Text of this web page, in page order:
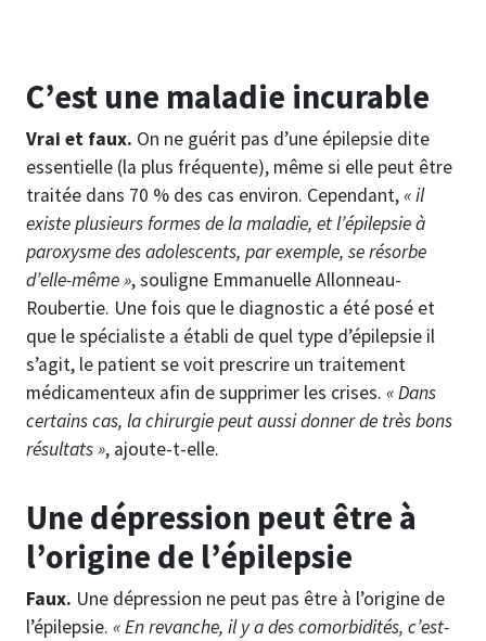
C’est une maladie incurable
Vrai et faux. On ne guérit pas d’une épilepsie dite
essentielle (la plus fréquente), même si elle peut être
traitée dans 70 % des cas environ. Cependant,« il
existe plusieurs formes de la maladie, et l’épilepsie à
paroxysme des adolescents, par exemple, se résorbe
d’elle-même », souligne Emmanuelle Allonneau-
Roubertie. Une fois que le diagnostic a été posé et
que le spécialiste a établi de quel type d’épilepsie il
s’agit, le patient se voit prescrire un traitement
médicamenteux afin de supprimer les crises. « Dans
certains cas, la chirurgie peut aussi donner de très bons
résultats », ajoute-t-elle.
Une dépression peut être à
l’origine de l’épilepsie
Faux. Une dépression ne peut pas être à l’origine de
l’épilepsie. « En revanche, il y a des comorbidités, c’est-